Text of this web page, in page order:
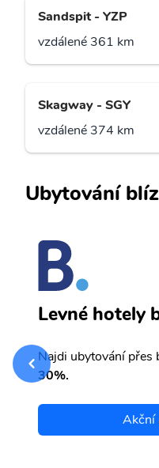
Sandspit - YZP
vzdálené 361 km
Skagway - SGY
vzdálené 374 km
Ubytování
Levné hotely
Najdi ubytování přes
30%.
Akční